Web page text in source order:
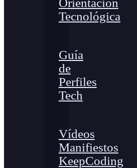
Orientación
Tecnológica
Guía
de
Perfiles
Tech
Vídeos
Manifiestos
KeepCoding